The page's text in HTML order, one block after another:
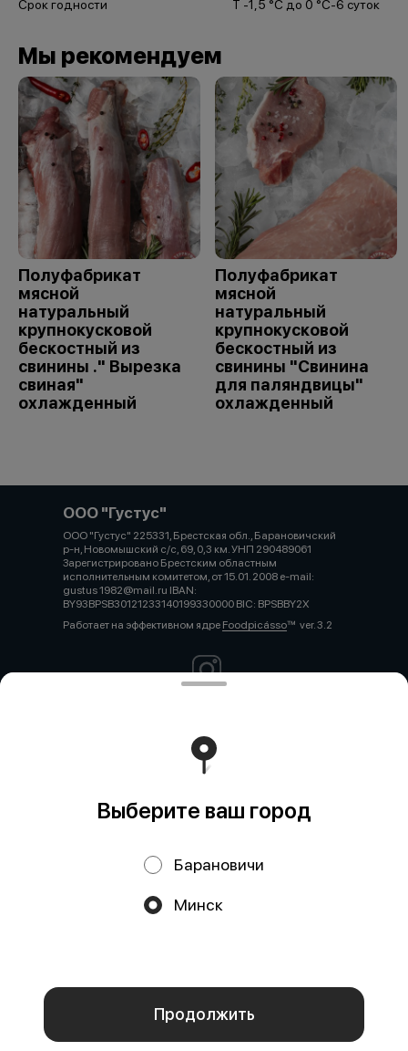
аналитических сервисов согласно нашейполитике
конфиденциальности
Срок годности
Т -1,5 °С до 0 °С-6 суток
Мы рекомендуем
Полуфабрикат
мясной
натуральный
крупнокусковой
бескостный из
свинины ." Вырезка
свиная"
охлажденный
Полуфабрикат
мясной
натуральный
крупнокусковой
бескостный из
свинины "Свинина
для паляндвицы"
охлажденный
ООО "Густус"
ООО "Густус" 225331, Брестская обл., Барановичский
р-н, Новомышский с/с, 69, 0,3 км. УНП 290489061
Зарегистрировано Брестским областным
исполнительным комитетом, от 15.01. 2008 e-mail:
gustus 1982@mail.ru IBAN:
BY93BPSB30121233140199330000 BIC: BPSBBY2X
Работает на эффективном ядре Foodpicássover. 3.2
Выберите ваш город
Барановичи
Минск